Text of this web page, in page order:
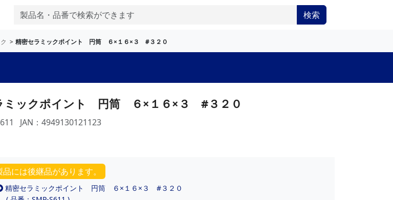
検索
精密セラミックポイント 円筒 ６×１６×３ #３２０
ミックポイント 円筒 ６×１６×３ #３２０
JAN：4949130121123
品には後継品があります。
精密セラミックポイント 円筒 ６×１６×３ #３２０